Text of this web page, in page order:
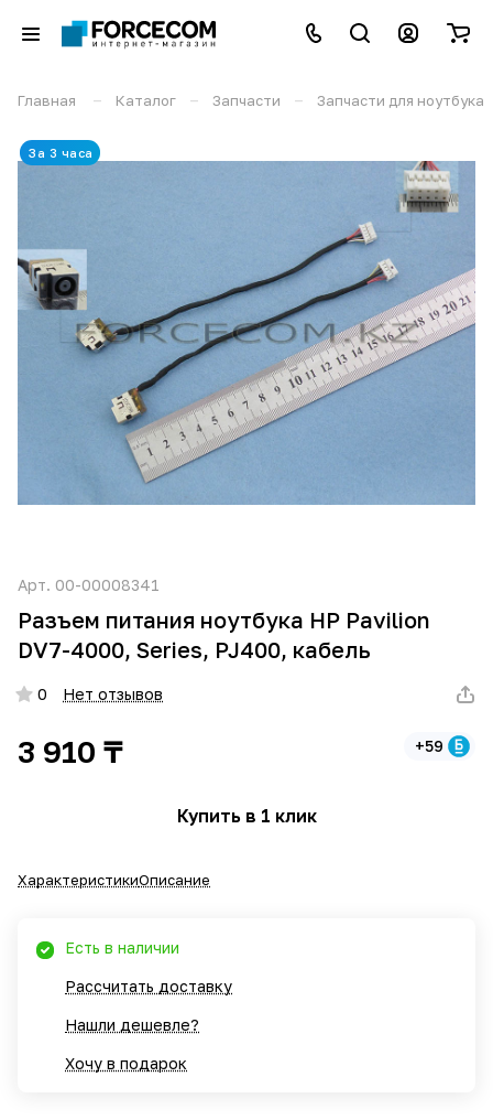
Главная – Каталог – Запчасти – Запчасти для ноутбука
За 3 часа
Арт. 00-00008341
Разъем питания ноутбука HP Pavilion
DV7-4000, Series, PJ400, кабель
0 Нет отзывов
3 910 ₸ +59
Купить в 1 клик
ХарактеристикиОписание
Есть в наличии
Рассчитать доставку
Нашли дешевле?
Хочу в подарок